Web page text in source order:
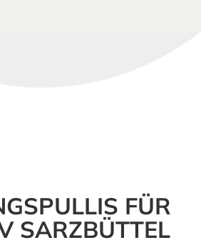
FÜR
SARZBÜTTEL